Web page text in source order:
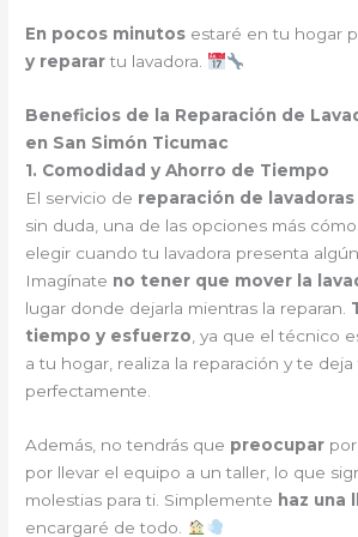
En pocos minutos estaré en tu hogar
y reparartu lavadora.
Beneficios de la Reparación de
en San Simón Ticumac
1. Comodidad y Ahorro de Tiempo
El servicio de reparación de
sin duda, una de las opciones más
elegir cuando tu lavadora presenta
Imagínate no tener que mover la
lugar donde dejarla mientras la reparan.
tiempo y esfuerzo , ya que el técnico
a tu hogar, realiza la reparación y te
perfectamente.
Además, no tendrás que preocupar
por llevar el equipo a un taller, lo que
molestias para ti. Simplemente haz una
encargaré de todo.